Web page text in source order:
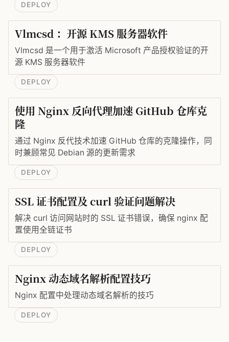
DEPLOY
Vlmcsd ：开源 KMS 服务器软件
Vlmcsd 是一个用于激活 Microsoft 产品授权验证的开
源 KMS 服务器软件
DEPLOY
使用 Nginx 反向代理加速 GitHub 仓库克
隆
通过 Nginx 反代技术加速 GitHub 仓库的克隆操作，同
时兼顾常见 Debian 源的更新需求
DEPLOY
SSL 证书配置及 curl 验证问题解决
解决 curl 访问网站时的 SSL 证书错误，确保 nginx 配
置使用全链证书
DEPLOY
Nginx 动态域名解析配置技巧
Nginx 配置中处理动态域名解析的技巧
DEPLOY